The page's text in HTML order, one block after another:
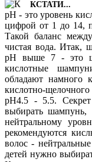
КСТАТИ...
pH - это уровень
цифрой от 1 до 14,
Такой баланс
чистая вода. Итак,
pH выше 7 - это
кислотные
обладают намного
кислотно-
pH4.5 - 5.5.
выбирать
нейтральному
рекомендуются
волос -
детей нужно